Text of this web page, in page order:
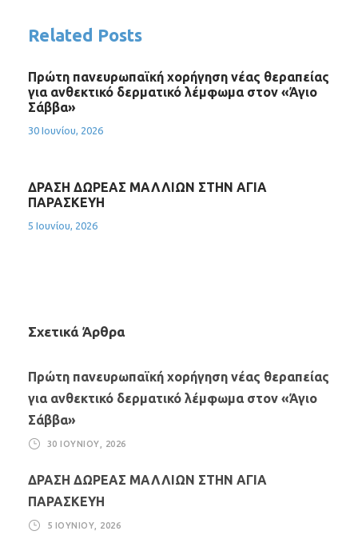
Related Posts
Πρώτη πανευρωπαϊκή χορήγηση νέας θεραπείας
για ανθεκτικό δερματικό λέμφωμα στον «Άγιο
Σάββα»
30 Ιουνίου, 2026
ΔΡΑΣΗ ΔΩΡΕΑΣ ΜΑΛΛΙΩΝ ΣΤΗΝ ΑΓΙΑ
ΠΑΡΑΣΚΕΥΗ
5 Ιουνίου, 2026
Σχετικά Άρθρα
Πρώτη πανευρωπαϊκή χορήγηση νέας θεραπείας
για ανθεκτικό δερματικό λέμφωμα στον «Άγιο
Σάββα»
30 ΙΟΥΝΊΟΥ, 2026
ΔΡΑΣΗ ΔΩΡΕΑΣ ΜΑΛΛΙΩΝ ΣΤΗΝ ΑΓΙΑ
ΠΑΡΑΣΚΕΥΗ
5 ΙΟΥΝΊΟΥ, 2026